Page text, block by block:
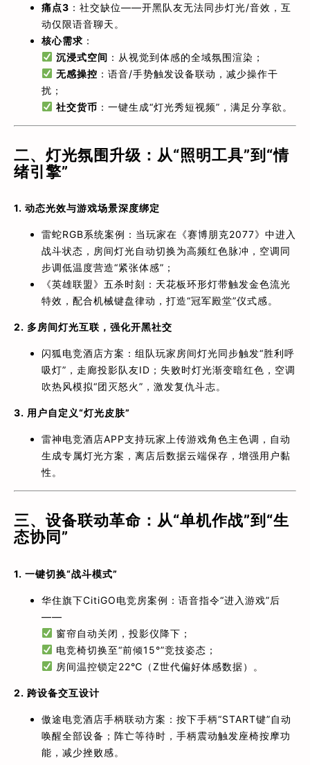
痛点3 ：社交缺位——开黑队友无法同步灯光/音效，互
动仅限语音聊天。
核心需求 ：
沉浸式空间 ：从视觉到体感的全域氛围渲染；
无感操控 ：语音/手势触发设备联动，减少操作干
扰；
社交货币 ：一键生成“灯光秀短视频”，满足分享欲。
二、灯光氛围升级：从“照明工具”到“情
绪引擎”​
1. 动态光效与游戏场景深度绑定
雷蛇RGB系统案例：当玩家在《赛博朋克2077》中进入
战斗状态，房间灯光自动切换为高频红色脉冲，空调同
步调低温度营造“紧张体感”；
《英雄联盟》五杀时刻：天花板环形灯带触发金色流光
特效，配合机械键盘律动，打造“冠军殿堂”仪式感。
2. 多房间灯光互联，强化开黑社交
闪狐电竞酒店方案：组队玩家房间灯光同步触发“胜利呼
吸灯”，走廊投影队友ID；失败时灯光渐变暗红色，空调
吹热风模拟“团灭怒火”，激发复仇斗志。
3. 用户自定义“灯光皮肤”​
雷神电竞酒店APP支持玩家上传游戏角色主色调，自动
生成专属灯光方案，离店后数据云端保存，增强用户黏
性。
三、设备联动革命：从“单机作战”到“生
态协同”​
1. 一键切换“战斗模式”​
华住旗下CitiGO电竞房案例：语音指令“进入游戏”后
——
窗帘自动关闭，投影仪降下；
电竞椅切换至“前倾15°”竞技姿态；
房间温控锁定22℃（Z世代偏好体感数据）。
2. 跨设备交互设计
傲途电竞酒店手柄联动方案：按下手柄“START键”自动
唤醒全部设备；阵亡等待时，手柄震动触发座椅按摩功
能，减少挫败感。